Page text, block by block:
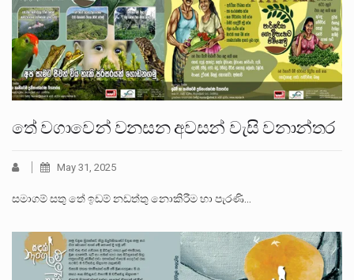
තේ වගාවෙන් වනසන අවසන් වැසි වනාන්තර
May 31, 2025
සමාගම් සතු තේ ඉඩම් නඩත්තු නොකිරීම හා පැරණි…